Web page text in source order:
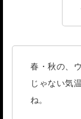
春・秋の、
じゃない気
ね。